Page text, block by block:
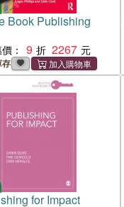
Book Publishing
： 9 2267
存
for Impact